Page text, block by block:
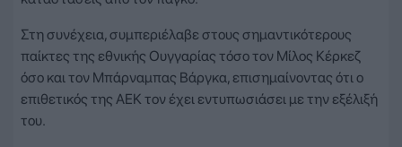
Στη συνέχεια, συμπεριέλαβε στους σημαντικότερους
παίκτες της εθνικής Ουγγαρίας τόσο τον Μίλος Κέρκεζ
όσο και τον Μπάρναμπας Βάργκα, επισημαίνοντας ότι ο
επιθετικός της ΑΕΚ τον έχει εντυπωσιάσει με την εξέλιξή
του.